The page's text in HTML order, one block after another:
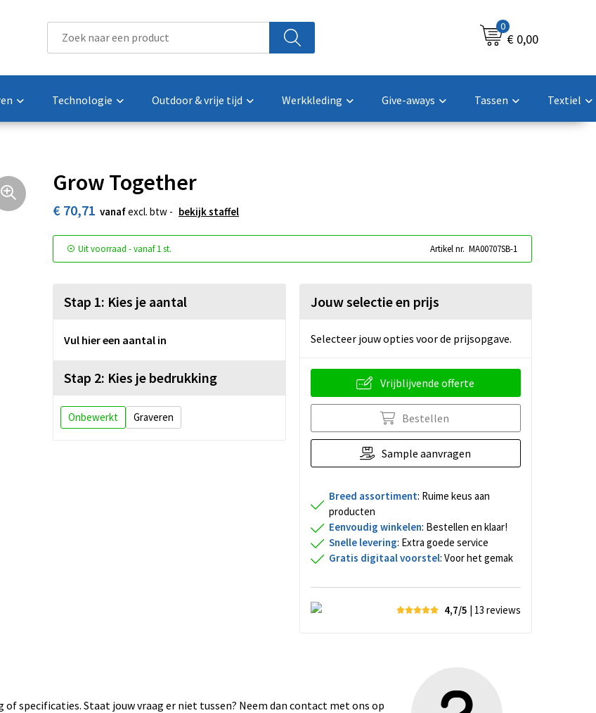
0
€ 0,00
Technologie Outdoor & vrije tijd Werkkleding Give-aways Tassen Textiel
Grow Together
€ 70,71 vanafexcl. btw - bekijk staffel
Uit voorraad -vanaf1 st. Artikel nr. MA00707SB-1
Stap 1: Kies je aantal
Vul hier een aantal in
Stap 2: Kies je bedrukking
Onbewerkt Graveren
Jouw selectie en prijs
Selecteer jouw opties voor de prijsopgave.
Vrijblijvende offerte
Bestellen
Sample aanvragen
Breed assortiment: Ruime keus aan
producten
Eenvoudig winkelen: Bestellen en klaar!
Snelle levering: Extra goede service
Gratis digitaal voorstel: Voor het gemak
4,7/5 | 13 reviews
specificaties. Staat jouw vraag er niet tussen? Neem dan contact met ons op